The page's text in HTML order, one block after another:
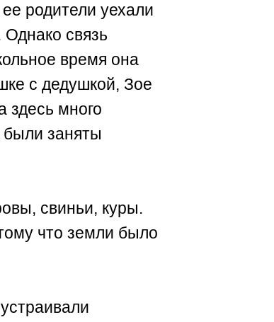
родители уехали
Однако связь
время она
с дедушкой, Зое
здесь много
были заняты
свиньи, куры.
что земли было